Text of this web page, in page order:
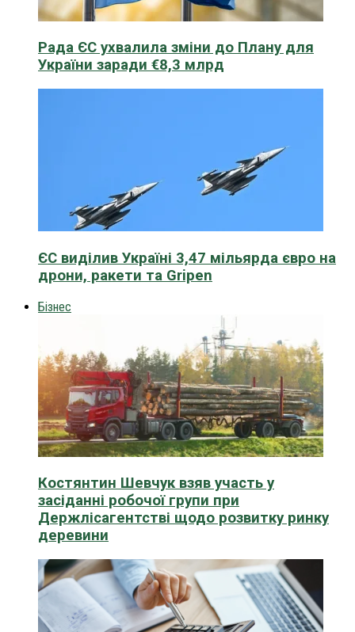
Рада ЄС ухвалила зміни до Плану для
України заради €8,3 млрд
ЄС виділив Україні 3,47 мільярда євро на
дрони, ракети та Gripen
Бізнес
Костянтин Шевчук взяв участь у
засіданні робочої групи при
Держлісагентстві щодо розвитку ринку
деревини